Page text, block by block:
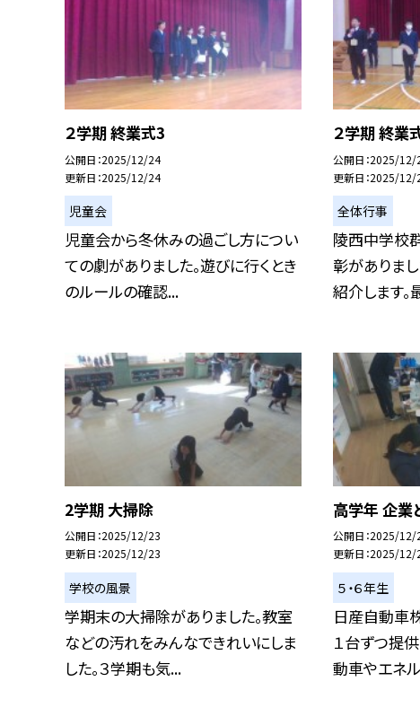
２学期 終業式3
公開日 2025/12/24
更新日 2025/12/24
児童会
児童会から冬休みの過ごし方につい
ての劇がありました。遊びに行くとき
のルールの確認...
２学期 終業
公開日 2025/12/
更新日 2025/12/
全体行事
陵西中学校
彰がありま
紹介します。
2学期 大掃除
公開日 2025/12/23
更新日 2025/12/23
学校の風景
学期末の大掃除がありました。教室
などの汚れをみんなできれいにしま
した。３学期も気...
高学年 企業
公開日 2025/12/
更新日 2025/12/
５・６年生
日産自動車
１台ずつ提
動車やエネ